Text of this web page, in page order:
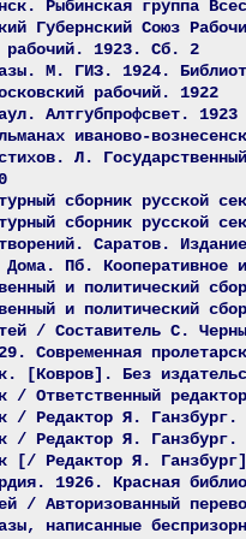
Рыбинская группа
Губернский Союз
рабочий. 1923. Сб. 2
М. ГИЗ. 1924.
рабочий. 1922
Алтгубпрофсвет. 1923
иваново-
Л.
сборник русской
сборник русской
Саратов.
Дома. Пб. Кооперативное
и политический
и политический
/ Составитель С.
Современная
[Ковров]. Без
/ Ответственный
/ Редактор Я.
/ Редактор Я.
[/ Редактор Я.
1926. Красная
/ Авторизованный
написанные